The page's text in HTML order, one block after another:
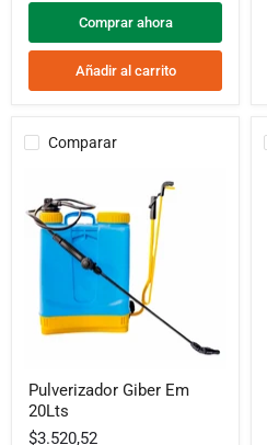
Comprar ahora
Añadir al carrito
Comparar
Giber
Em
20Lts
Pulverizador Giber Em
20Lts
$3.520,52